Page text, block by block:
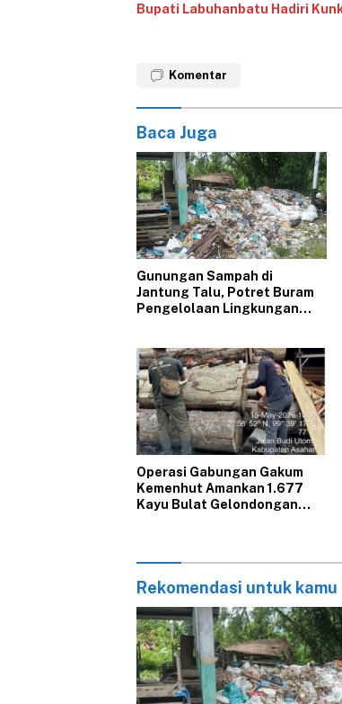
‎Bupati Labuhanbatu Hadiri
Komentar
Baca Juga
Gunungan Sampah di
Jantung Talu, Potret Buram
Pengelolaan Lingkungan
Operasi Gabungan Gakum
Kemenhut Amankan 1.677
Kayu Bulat Gelondongan
Rekomendasi untuk kamu